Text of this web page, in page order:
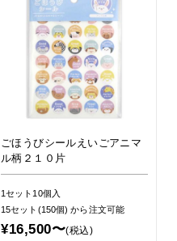
ごほうびシールえいごアニマ
ル柄２１０片
1セット10個入
15セット(150個)から注文可能
¥16,500〜(税込)